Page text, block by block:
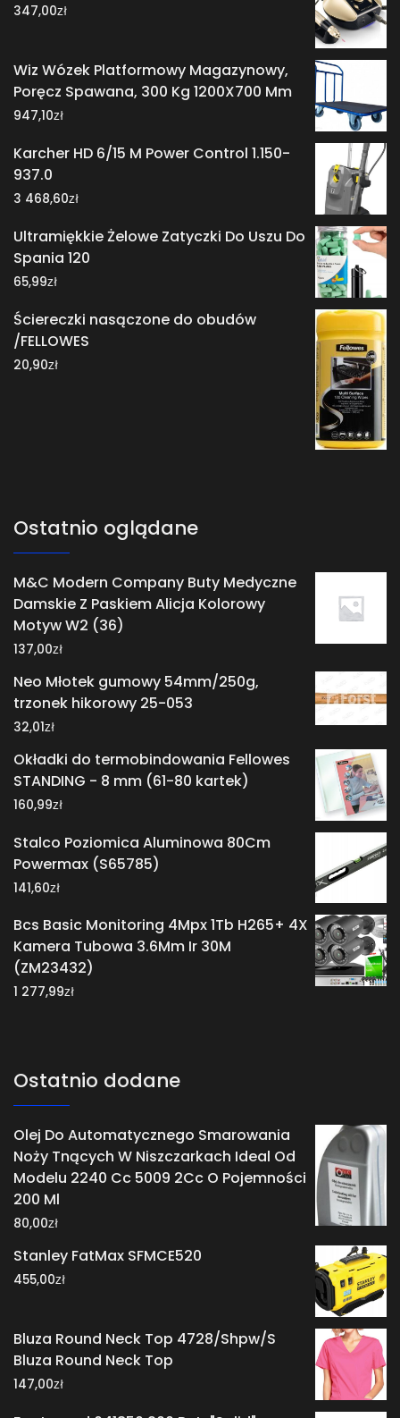
347,00zł
Wiz Wózek Platformowy Magazynowy,
Poręcz Spawana, 300 Kg 1200X700 Mm
947,10zł
Karcher HD 6/15 M Power Control 1.150-
937.0
3 468,60zł
Ultramiękkie Żelowe Zatyczki Do Uszu Do
Spania 120
65,99zł
Ściereczki nasączone do obudów
/FELLOWES
20,90zł
Ostatnio oglądane
M&C Modern Company Buty Medyczne
Damskie Z Paskiem Alicja Kolorowy
Motyw W2 (36)
137,00zł
Neo Młotek gumowy 54mm/250g,
trzonek hikorowy 25-053
32,01zł
Okładki do termobindowania Fellowes
STANDING - 8 mm (61-80 kartek)
160,99zł
Stalco Poziomica Aluminowa 80Cm
Powermax (S65785)
141,60zł
Bcs Basic Monitoring 4Mpx 1Tb H265+ 4X
Kamera Tubowa 3.6Mm Ir 30M
(ZM23432)
1 277,99zł
Ostatnio dodane
Olej Do Automatycznego Smarowania
Noży Tnących W Niszczarkach Ideal Od
Modelu 2240 Cc 5009 2Cc O Pojemności
200 Ml
80,00zł
Stanley FatMax SFMCE520
455,00zł
Bluza Round Neck Top 4728/Shpw/S
Bluza Round Neck Top
147,00zł